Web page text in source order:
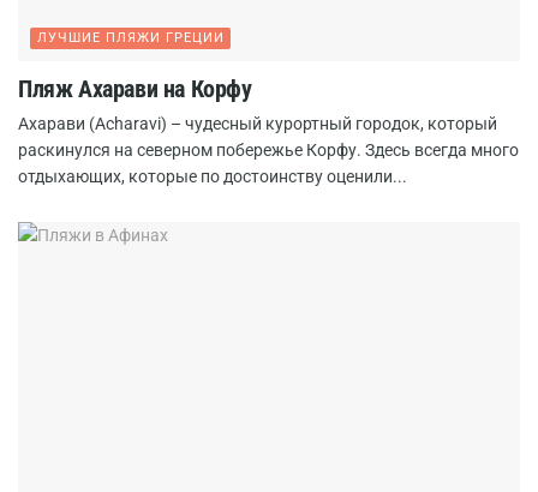
ЛУЧШИЕ ПЛЯЖИ ГРЕЦИИ
Пляж Ахарави на Корфу
Ахарави (Acharavi) – чудесный курортный городок, который
раскинулся на северном побережье Корфу. Здесь всегда много
отдыхающих, которые по достоинству оценили...